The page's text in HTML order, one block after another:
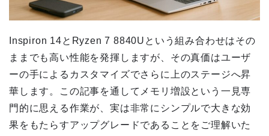
Inspiron 14とRyzen 7 8840Uという組み合わせはその
ままでも高い性能を発揮しますが、その真価はユーザ
ーの手によるカスタマイズでさらに上のステージへ昇
華します。この記事を通してメモリ増設という一見専
門的に思える作業が、実は非常にシンプルで大きな効
果をもたらすアップグレードであることをご理解いた